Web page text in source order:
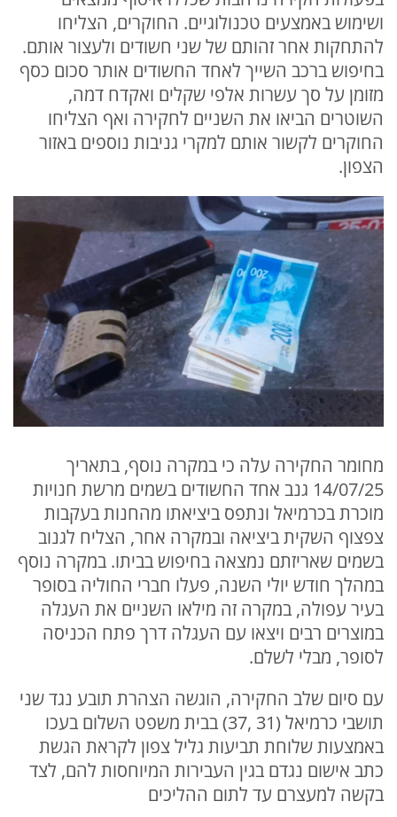
ושימוש באמצעים טכנולוגיים. החוקרים, הצליחו
להתחקות אחר זהותם של שני חשודים ולעצור אותם.
בחיפוש ברכב השייך לאחד החשודים אותר סכום כסף
מזומן על סך עשרות אלפי שקלים ואקדח דמה,
השוטרים הביאו את השניים לחקירה ואף הצליחו
החוקרים לקשור אותם למקרי גניבות נוספים באזור
הצפון.
מחומר החקירה עלה כי במקרה נוסף, בתאריך
14/07/25 גנב אחד החשודים בשמים מרשת חנויות
מוכרת בכרמיאל ונתפס ביציאתו מהחנות בעקבות
צפצוף השקית ביציאה ובמקרה אחר, הצליח לגנוב
בשמים שאריזתם נמצאה בחיפוש בביתו. במקרה נוסף
במהלך חודש יולי השנה, פעלו חברי החוליה בסופר
בעיר עפולה, במקרה זה מילאו השניים את העגלה
במוצרים רבים ויצאו עם העגלה דרך פתח הכניסה
לסופר, מבלי לשלם.
עם סיום שלב החקירה, הוגשה הצהרת תובע נגד שני
תושבי כרמיאל (31 ,37) בבית משפט השלום בעכו
באמצעות שלוחת תביעות גליל צפון לקראת הגשת
כתב אישום נגדם בגין העבירות המיוחסות להם, לצד
בקשה למעצרם עד לתום ההליכים